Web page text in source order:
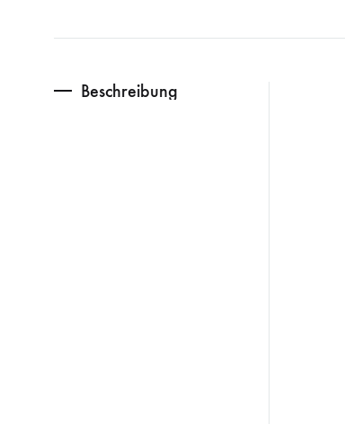
Beschreibung